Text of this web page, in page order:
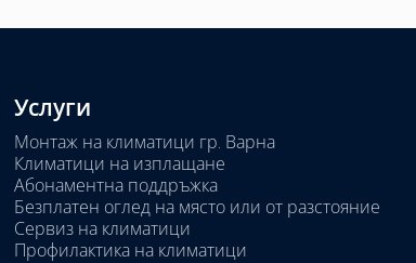
Услуги
Монтаж на климатици гр. Варна
Климатици на изплащане
Абонаментна поддръжка
Безплатен оглед на място или от разстояние
Сервиз на климатици
Профилактика на климатици